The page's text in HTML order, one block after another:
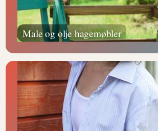
Male og olje hagemøbler